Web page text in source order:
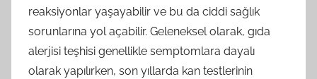
reaksiyonlar yaşayabilir ve bu da ciddi sağlık
sorunlarına yol açabilir. Geleneksel olarak, gıda
alerjisi teşhisi genellikle semptomlara dayalı
olarak yapılırken, son yıllarda kan testlerinin